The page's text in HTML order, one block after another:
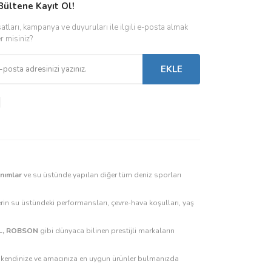
Kayıt Ol!
kampanya ve duyuruları ile ilgili e-posta almak
misiniz?
EKLE
ve su üstünde yapılan diğer tüm deniz sporları
su üstündeki performansları, çevre-hava koşulları, yaş
ROBSON gibi dünyaca bilinen prestijli markaların
ve amacınıza en uygun ürünler bulmanızda